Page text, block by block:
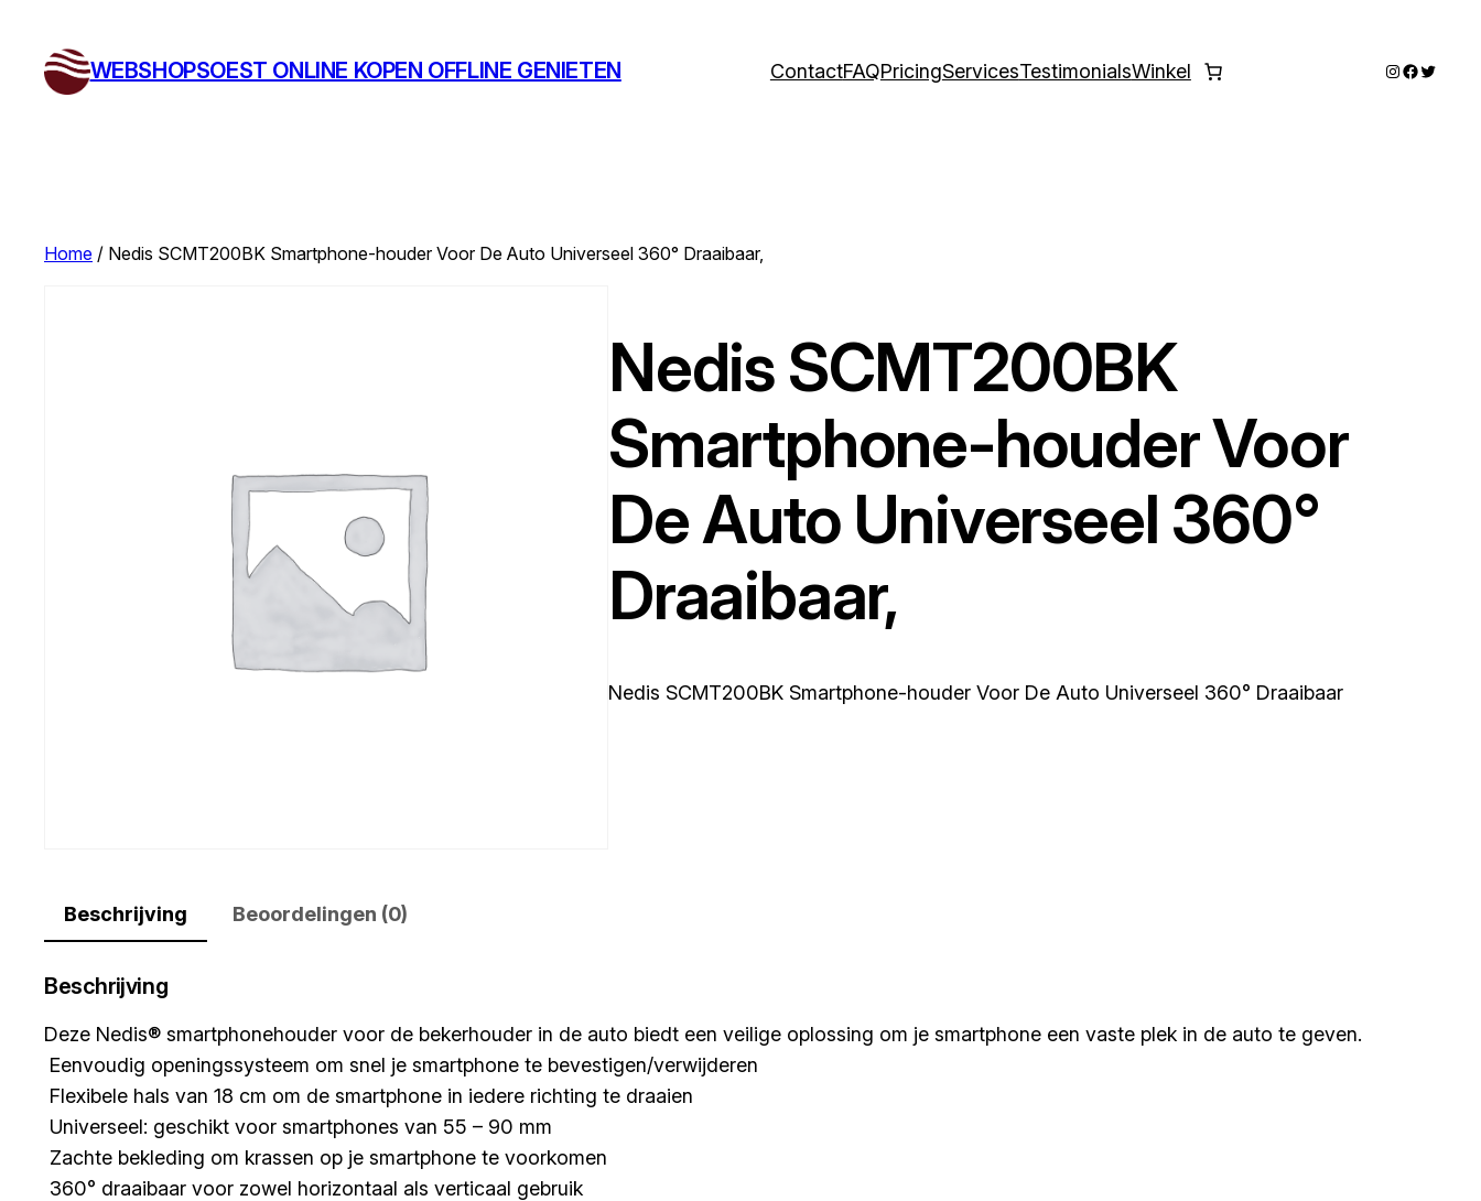
WEBSHOPSOEST ONLINE KOPEN OFFLINE GENIETEN ContactFAQPricingServicesTestimonialsWinkel Instagram
Twitter
Home / Nedis SCMT200BK Smartphone-houder Voor De Auto Universeel 360° Draaibaar,
Nedis SCMT200BK
Smartphone-houder Voor
De Auto Universeel 360°
Draaibaar,
Nedis SCMT200BK Smartphone-houder Voor De Auto Universeel 360° Draaibaar
Beschrijving Beoordelingen (0)
Beschrijving
Deze Nedis® smartphonehouder voor de bekerhouder in de auto biedt een veilige oplossing om je smartphone een vaste plek in de auto te geven.
 Eenvoudig openingssysteem om snel je smartphone te bevestigen/verwijderen
 Flexibele hals van 18 cm om de smartphone in iedere richting te draaien
 Universeel: geschikt voor smartphones van 55 – 90 mm
 Zachte bekleding om krassen op je smartphone te voorkomen
 360° draaibaar voor zowel horizontaal als verticaal gebruik